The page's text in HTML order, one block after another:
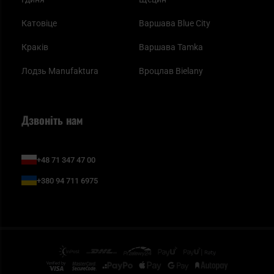
Катовіце
Краків
Лодзь Manufaktura
Варшава Blue City
Варшава Tamka
Вроцлав Bielany
Дзвоніть нам
+48 71 347 47 00
+380 94 711 6975